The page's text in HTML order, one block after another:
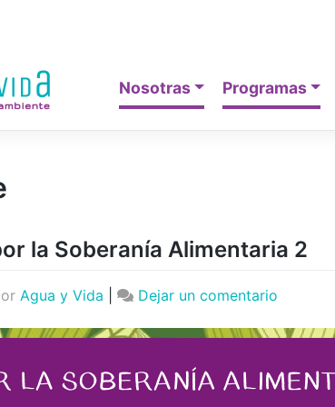
Nosotras Programas
la Soberanía Alimentaria 2
Agua y Vida Dejar un comentario
Jóvenes
la